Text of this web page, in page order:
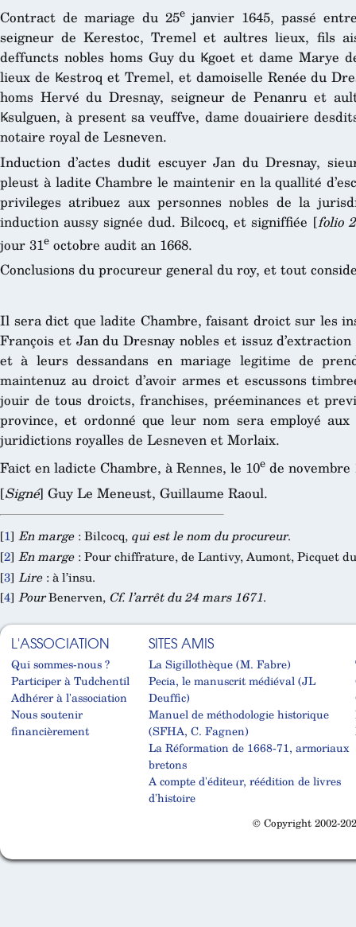
Contract de mariage du 25ejanvier 1645, passé
seigneur de Kerestoc, Tremel et aultres lieux, fils
deffuncts nobles homs Guy du Ꝃgoet et dame Marye
lieux de Ꝃestroq et Tremel, et damoiselle Renée du
homs Hervé du Dresnay, seigneur de Penanru et
Ꝃsulguen, à present sa veuffve, dame douairiere
notaire royal de Lesneven.
Induction d’actes dudit escuyer Jan du Dresnay,
pleust à ladite Chambre le maintenir en la quallité
privileges atribuez aux personnes nobles de la
induction aussy signée dud. Bilcocq, et signiffiée [folio
jour 31e octobre audit an 1668.
Conclusions du procureur general du roy, et tout
Il sera dict que ladite Chambre, faisant droict sur les
François et Jan du Dresnay nobles et issuz
et à leurs dessandans en mariage legitime de
maintenuz au droict d’avoir armes et escussons
jouir de tous droicts, franchises, préeminances et
province, et ordonné que leur nom sera employé
juridictions royalles de Lesneven et Morlaix.
Faict en ladicte Chambre, à Rennes, le 10e de novembre
[Signé] Guy Le Meneust, Guillaume Raoul.
[1] En marge: Bilcocq, qui est le nom du procureur.
[2] En marge: Pour chiffrature, de Lantivy, Aumont, Picquet
[3] Lire: à l’insu.
[4] PourBenerven, Cf. l’arrêt du 24 mars 1671.
L'ASSOCIATION
Qui sommes-nous ?
Participer à Tudchentil
Adhérer à l'association
Nous soutenir
financièrement
SITES AMIS
La Sigillothèque (M. Fabre)
Pecia, le manuscrit médiéval (JL
Deuffic)
Manuel de méthodologie historique
(SFHA, C. Fagnen)
La Réformation de 1668-71, armoriaux
bretons
A compte d'éditeur, réédition de livres
d'histoire
© Copyright 2002-